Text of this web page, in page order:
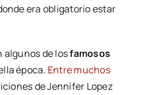
era obligatorio estar
algunos de losfamosos
época. Entre muchos
de Jennifer Lopez